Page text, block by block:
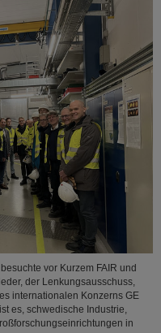
vor Kurzem FAIR und
der Lenkungsausschuss,
internationalen Konzerns GE
es, schwedische Industrie,
in